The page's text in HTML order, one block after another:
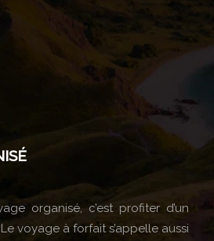
organisé, c’est profiter d’un
voyage à forfait s’appelle aussi